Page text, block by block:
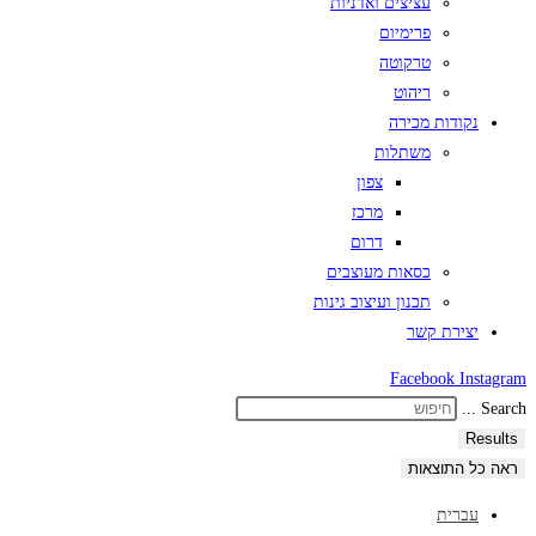
פרימיום
טרקוטה
ריהוט
נקודות מכירה
משתלות
צפון
מרכז
דרום
כסאות מעוצבים
תכנון ועיצוב גינות
יצירת קשר
Facebook Instagram
Search ...
Results
ראה כל התוצאות
עברית